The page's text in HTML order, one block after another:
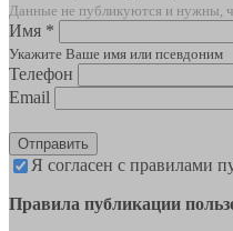
Данные не публикуются и нужны,
Имя *
Укажите Ваше имя или псевдоним
Телефон
Email
Отправить
Я согласен с правилами
Правила публикации